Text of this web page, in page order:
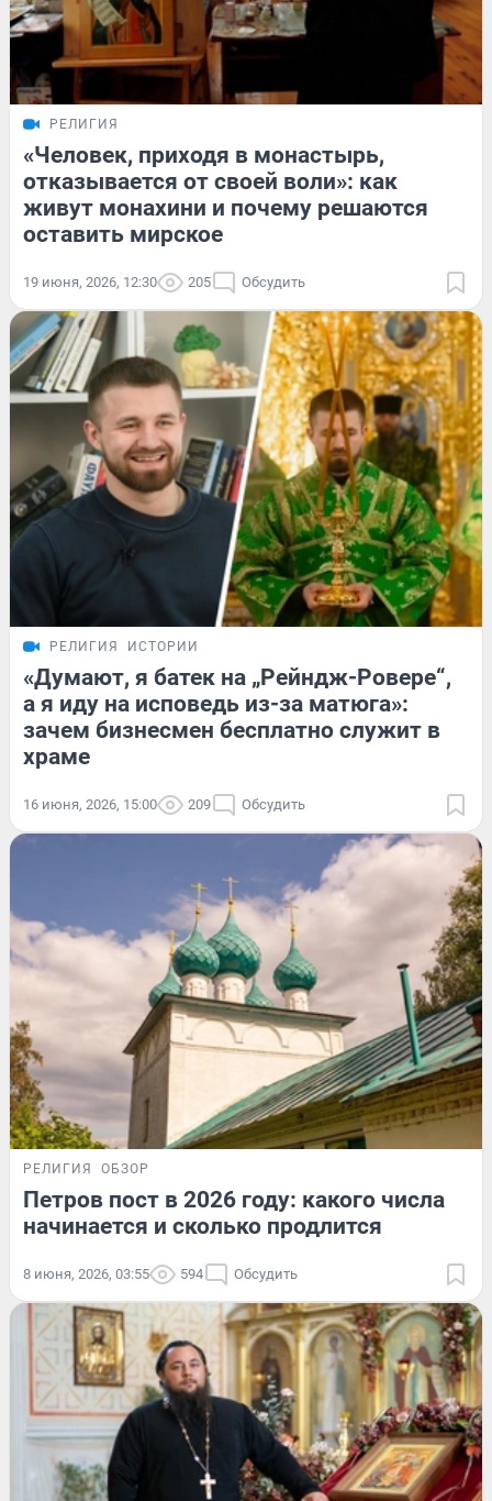
РЕЛИГИЯ
«Человек, приходя в монастырь,
отказывается от своей воли»: как
живут монахини и почему решаются
оставить мирское
19 июня, 2026, 12:30 205 Обсудить
РЕЛИГИЯ ИСТОРИИ
«Думают, я батек на „Рейндж-Ровере“,
а я иду на исповедь из-за матюга»:
зачем бизнесмен бесплатно служит в
храме
16 июня, 2026, 15:00 209 Обсудить
РЕЛИГИЯ ОБЗОР
Петров пост в 2026 году: какого числа
начинается и сколько продлится
8 июня, 2026, 03:55 594 Обсудить